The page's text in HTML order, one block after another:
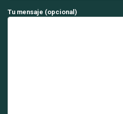
Tu mensaje (opcional)